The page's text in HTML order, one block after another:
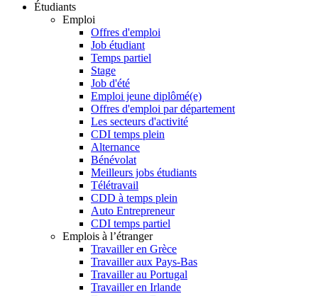
Étudiants
Emploi
Offres d'emploi
Job étudiant
Temps partiel
Stage
Job d'été
Emploi jeune diplômé(e)
Offres d'emploi par département
Les secteurs d'activité
CDI temps plein
Alternance
Bénévolat
Meilleurs jobs étudiants
Télétravail
CDD à temps plein
Auto Entrepreneur
CDI temps partiel
Emplois à l’étranger
Travailler en Grèce
Travailler aux Pays-Bas
Travailler au Portugal
Travailler en Irlande